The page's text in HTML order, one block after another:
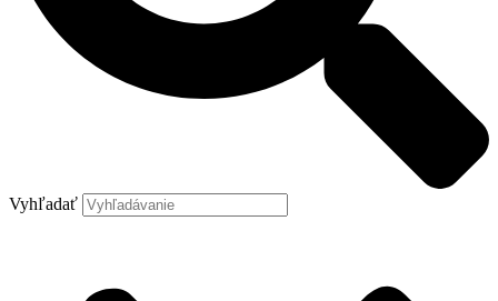
Vyhľadať